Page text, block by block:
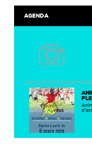
AGENDA